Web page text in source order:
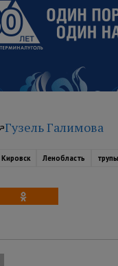
Гузель Галимова
Кировск Ленобласть трупы